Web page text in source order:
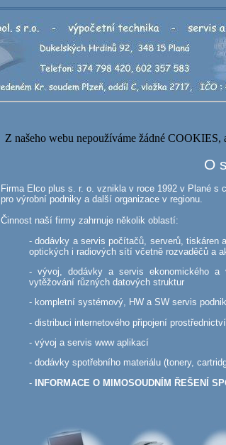
Z našeho webu nepoužíváme žádné COOKIES,
O
Firma Elco plus s. r. o. vznikla v roce 1992 v Plané
pro výrobní podniky a další organizace v regionu.
Činnost naší firmy zahrnuje několik oblastí:
- dodávky a servis počítačů, serverů, tiskáren
optických i radiových sítí včetně rozvaděčů a
- vývoj, dodávky a servis ekonomického a
vytěžování různých datových struktur
- kompletní systémový, HW a SW servis
- distribuci internetového připojení
- vývoj a servis www aplikací
- dodávky spotřebního materiálu (tonery,
- INFORMACE O MIMOSOUDNÍM ŘEŠENÍ